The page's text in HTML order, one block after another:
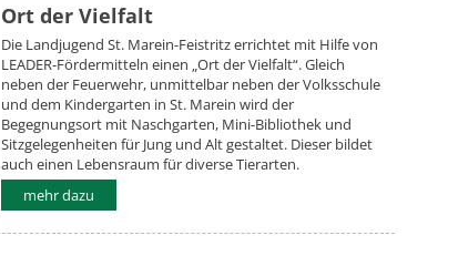
Ort der Vielfalt
Die Landjugend St. Marein-Feistritz errichtet mit Hilfe von
LEADER-Fördermitteln einen „Ort der Vielfalt“. Gleich
neben der Feuerwehr, unmittelbar neben der Volksschule
und dem Kindergarten in St. Marein wird der
Begegnungsort mit Naschgarten, Mini-Bibliothek und
Sitzgelegenheiten für Jung und Alt gestaltet. Dieser bildet
auch einen Lebensraum für diverse Tierarten.
mehr dazu